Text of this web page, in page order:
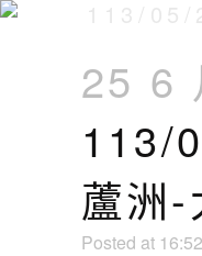
25 6
113/
蘆洲-
Posted at